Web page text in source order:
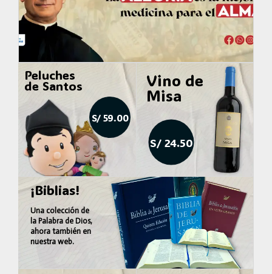
Peluches
de Santos
S/ 59.00
Vino de
Misa
S/ 24.50
¡Biblias!
Una colección de
la Palabra de Dios,
ahora también en
nuestra web.